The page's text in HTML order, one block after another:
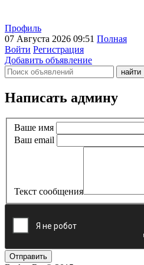
Профиль
07 Августа 2026 09:51 Полная
Войти Регистрация
Добавить объявление
Написать админу
Ваше имя
Ваш email
Текст сообщения
Отправить